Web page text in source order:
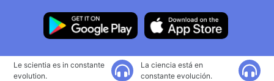
Le scientia es in constante
evolution.
La ciencia está en
constante evolución.